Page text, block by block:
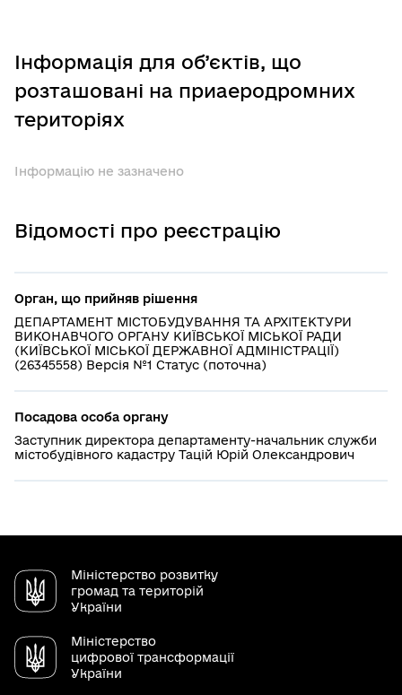
Інформація для об’єктів, що
розташовані на приаеродромних
територіях
Інформацію не зазначено
Відомості про реєстрацію
Орган, що прийняв рішення
ДЕПАРТАМЕНТ МІСТОБУДУВАННЯ ТА АРХІТЕКТУРИ
ВИКОНАВЧОГО ОРГАНУ КИЇВСЬКОЇ МІСЬКОЇ РАДИ
(КИЇВСЬКОЇ МІСЬКОЇ ДЕРЖАВНОЇ АДМІНІСТРАЦІЇ)
(26345558) Версія №1 Статус (поточна)
Посадова особа органу
Заступник директора департаменту-начальник служби
містобудівного кадастру Тацій Юрій Олександрович
Міністерство розвитку
громад та територій
України
Міністерство
цифрової трансформації
України